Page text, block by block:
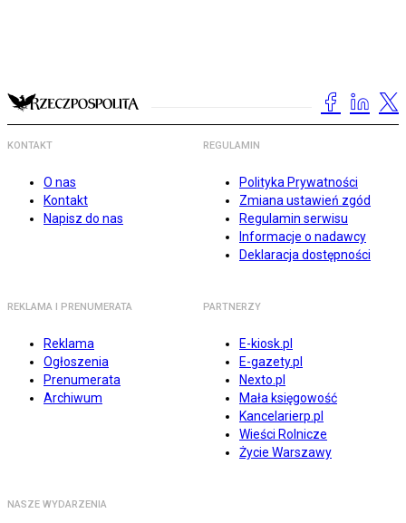
KONTAKT
O nas
Kontakt
Napisz do nas
REGULAMIN
Polityka Prywatności
Zmiana ustawień zgód
Regulamin serwisu
Informacje o nadawcy
Deklaracja dostępności
REKLAMA I PRENUMERATA
Reklama
Ogłoszenia
Prenumerata
Archiwum
PARTNERZY
E-kiosk.pl
E-gazety.pl
Nexto.pl
Mała księgowość
Kancelarierp.pl
Wieści Rolnicze
Życie Warszawy
NASZE WYDARZENIA